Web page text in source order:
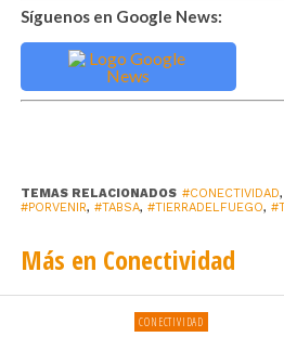
Síguenos en Google News:
TEMAS RELACIONADOS #CONECTIVIDAD,
#PORVENIR, #TABSA, #TIERRADELFUEGO,
Más en Conectividad
CONECTIVIDAD